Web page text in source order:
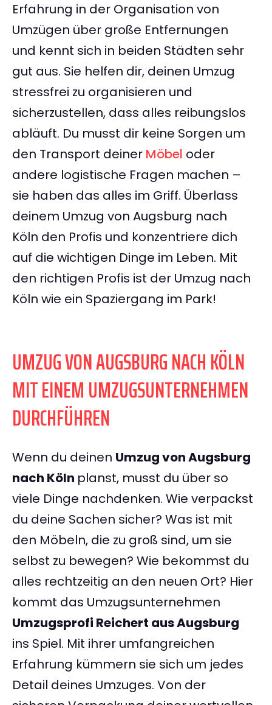
Erfahrung in der Organisation von
Umzügen über große Entfernungen
und kennt sich in beiden Städten sehr
gut aus. Sie helfen dir, deinen Umzug
stressfrei zu organisieren und
sicherzustellen, dass alles reibungslos
abläuft. Du musst dir keine Sorgen um
den Transport deiner Möbel oder
andere logistische Fragen machen –
sie haben das alles im Griff. Überlass
deinem Umzug von Augsburg nach
Köln den Profis und konzentriere dich
auf die wichtigen Dinge im Leben. Mit
den richtigen Profis ist der Umzug nach
Köln wie ein Spaziergang im Park!
UMZUG VON AUGSBURG NACH KÖLN
MIT EINEM UMZUGSUNTERNEHMEN
DURCHFÜHREN
Wenn du deinen Umzug von Augsburg
nach Köln planst, musst du über so
viele Dinge nachdenken. Wie verpackst
du deine Sachen sicher? Was ist mit
den Möbeln, die zu groß sind, um sie
selbst zu bewegen? Wie bekommst du
alles rechtzeitig an den neuen Ort? Hier
kommt das Umzugsunternehmen
Umzugsprofi Reichert aus Augsburg
ins Spiel. Mit ihrer umfangreichen
Erfahrung kümmern sie sich um jedes
Detail deines Umzuges. Von der